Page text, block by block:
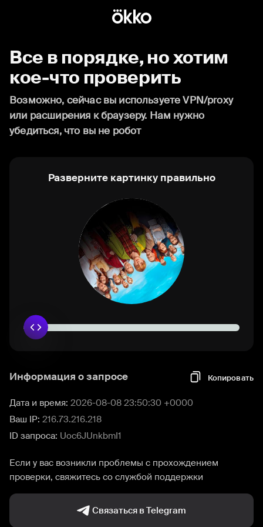
Все в порядке, но хотим
кое-что проверить
Возможно, сейчас вы используете VPN/proxy
или расширения к браузеру. Нам нужно
убедиться, что вы не робот
Разверните картинку правильно
Информация о запросе Копировать
Дата и время: 2026-08-08 23:50:30 +0000
Ваш IP: 216.73.216.218
ID запроса: Uoc6JUnkbmI1
Если у вас возникли проблемы с прохождением
проверки, свяжитесь со службой поддержки
Связаться в Telegram